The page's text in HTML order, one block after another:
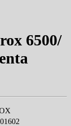
6500/